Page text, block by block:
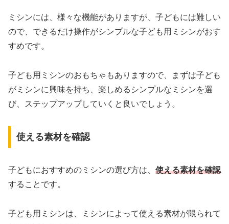
ミシンには、様々な機能がありますが、子どもには難しい
ので、できるだけ操作がシンプルな子ども用ミシンがおす
すめです。
子ども用ミシンのおもちゃもありますので、まずは子ども
がミシンに興味を持ち、楽しめるシンプルなミシンを選
び、ステップアップしていくと良いでしょう。
使える素材を確認
子どもにおすすめのミシンの選び方は、 使える素材を確認
することです。
子ども用ミシンは、ミシンによって使える素材が限られて